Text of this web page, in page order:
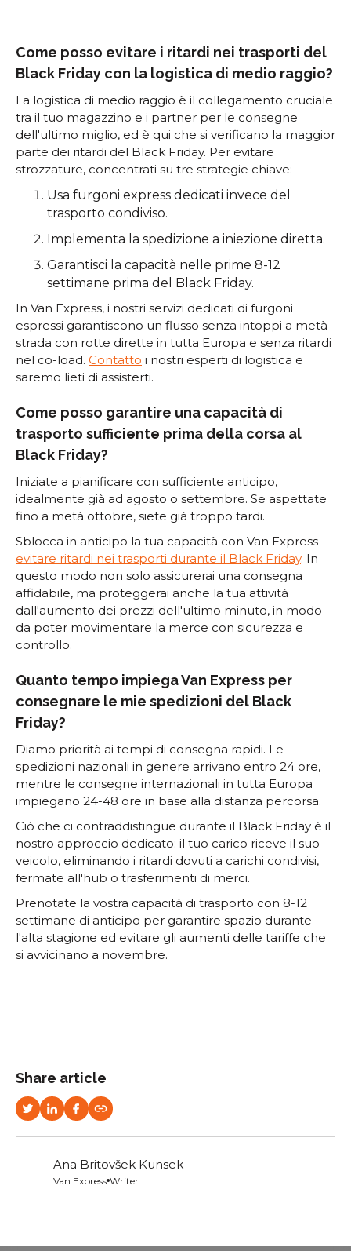
Come posso evitare i ritardi nei trasporti del
Black Friday con la logistica di medio raggio?
La logistica di medio raggio è il collegamento cruciale
tra il tuo magazzino e i partner per le consegne
dell'ultimo miglio, ed è qui che si verificano la maggior
parte dei ritardi del Black Friday. Per evitare
strozzature, concentrati su tre strategie chiave:
Usa furgoni express dedicati invece del
trasporto condiviso.
Implementa la spedizione a iniezione diretta.
Garantisci la capacità nelle prime 8-12
settimane prima del Black Friday.
In Van Express, i nostri servizi dedicati di furgoni
espressi garantiscono un flusso senza intoppi a metà
strada con rotte dirette in tutta Europa e senza ritardi
nel co-load. Contatto i nostri esperti di logistica e
saremo lieti di assisterti.
Come posso garantire una capacità di
trasporto sufficiente prima della corsa al
Black Friday?
Iniziate a pianificare con sufficiente anticipo,
idealmente già ad agosto o settembre. Se aspettate
fino a metà ottobre, siete già troppo tardi.
Sblocca in anticipo la tua capacità con Van Express
evitare ritardi nei trasporti durante il Black Friday. In
questo modo non solo assicurerai una consegna
affidabile, ma proteggerai anche la tua attività
dall'aumento dei prezzi dell'ultimo minuto, in modo
da poter movimentare la merce con sicurezza e
controllo.
Quanto tempo impiega Van Express per
consegnare le mie spedizioni del Black
Friday?
Diamo priorità ai tempi di consegna rapidi. Le
spedizioni nazionali in genere arrivano entro 24 ore,
mentre le consegne internazionali in tutta Europa
impiegano 24-48 ore in base alla distanza percorsa.
Ciò che ci contraddistingue durante il Black Friday è il
nostro approccio dedicato: il tuo carico riceve il suo
veicolo, eliminando i ritardi dovuti a carichi condivisi,
fermate all'hub o trasferimenti di merci.
Prenotate la vostra capacità di trasporto con 8-12
settimane di anticipo per garantire spazio durante
l'alta stagione ed evitare gli aumenti delle tariffe che
si avvicinano a novembre.
Share article
Ana Britovšek Kunsek
Van Express Writer